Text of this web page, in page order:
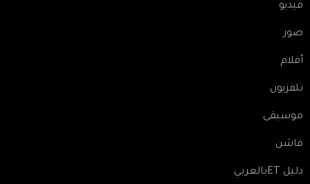
فيديو
صور
أفلام
تلفزيون
موسيقى
فاشن
دليل ETبالعربي